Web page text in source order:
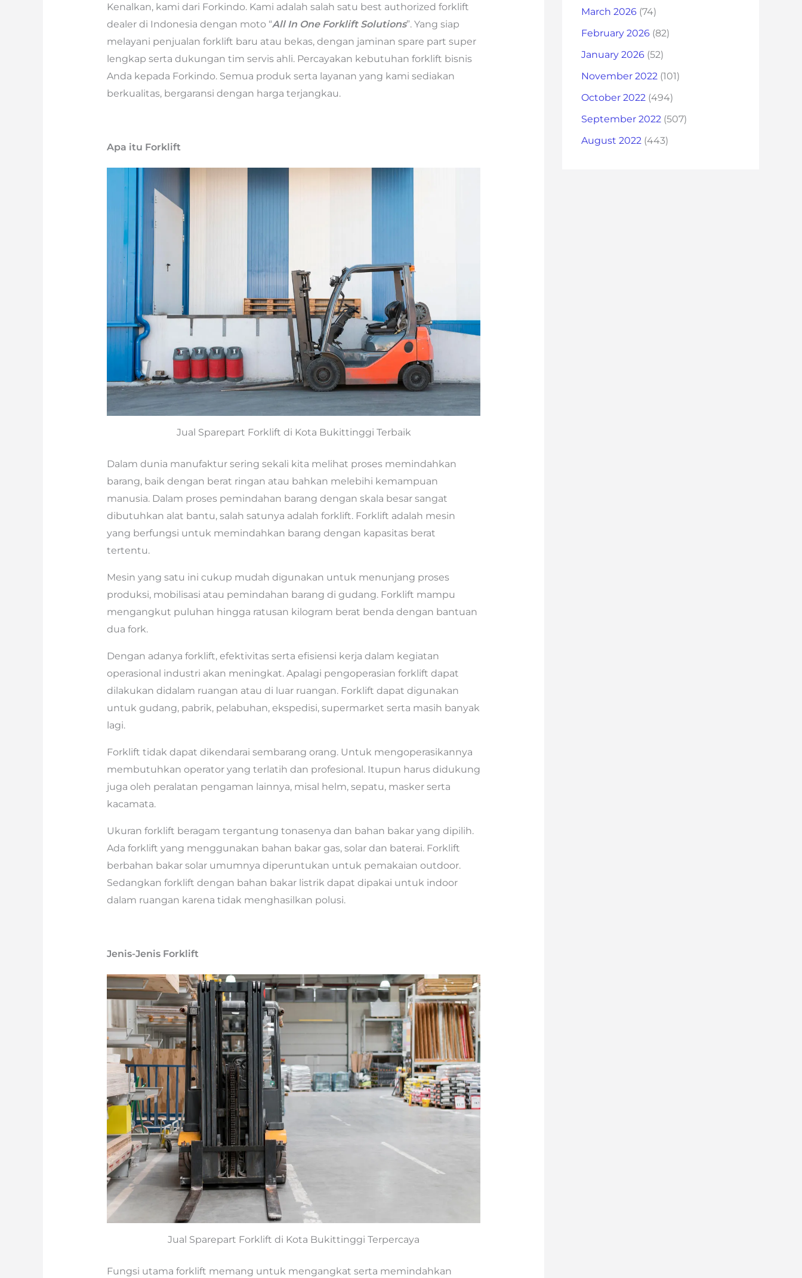
Kenalkan, kami dari Forkindo. Kami adalah salah satu best authorized forklift
dealer di Indonesia dengan moto “All In One Forklift Solutions”. Yang siap
melayani penjualan forklift baru atau bekas, dengan jaminan spare part super
lengkap serta dukungan tim servis ahli. Percayakan kebutuhan forklift bisnis
Anda kepada Forkindo. Semua produk serta layanan yang kami sediakan
berkualitas, bergaransi dengan harga terjangkau.
Apa itu Forklift
Jual Sparepart Forklift di Kota Bukittinggi Terbaik
Dalam dunia manufaktur sering sekali kita melihat proses memindahkan
barang, baik dengan berat ringan atau bahkan melebihi kemampuan
manusia. Dalam proses pemindahan barang dengan skala besar sangat
dibutuhkan alat bantu, salah satunya adalah forklift. Forklift adalah mesin
yang berfungsi untuk memindahkan barang dengan kapasitas berat
tertentu.
Mesin yang satu ini cukup mudah digunakan untuk menunjang proses
produksi, mobilisasi atau pemindahan barang di gudang. Forklift mampu
mengangkut puluhan hingga ratusan kilogram berat benda dengan bantuan
dua fork.
Dengan adanya forklift, efektivitas serta efisiensi kerja dalam kegiatan
operasional industri akan meningkat. Apalagi pengoperasian forklift dapat
dilakukan didalam ruangan atau di luar ruangan. Forklift dapat digunakan
untuk gudang, pabrik, pelabuhan, ekspedisi, supermarket serta masih banyak
lagi.
Forklift tidak dapat dikendarai sembarang orang. Untuk mengoperasikannya
membutuhkan operator yang terlatih dan profesional. Itupun harus didukung
juga oleh peralatan pengaman lainnya, misal helm, sepatu, masker serta
kacamata.
Ukuran forklift beragam tergantung tonasenya dan bahan bakar yang dipilih.
Ada forklift yang menggunakan bahan bakar gas, solar dan baterai. Forklift
berbahan bakar solar umumnya diperuntukan untuk pemakaian outdoor.
Sedangkan forklift dengan bahan bakar listrik dapat dipakai untuk indoor
dalam ruangan karena tidak menghasilkan polusi.
Jenis-Jenis Forklift
Jual Sparepart Forklift di Kota Bukittinggi Terpercaya
Fungsi utama forklift memang untuk mengangkat serta memindahkan
March 2026 (74)
February 2026 (82)
January 2026 (52)
November 2022 (101)
October 2022 (494)
September 2022 (507)
August 2022 (443)